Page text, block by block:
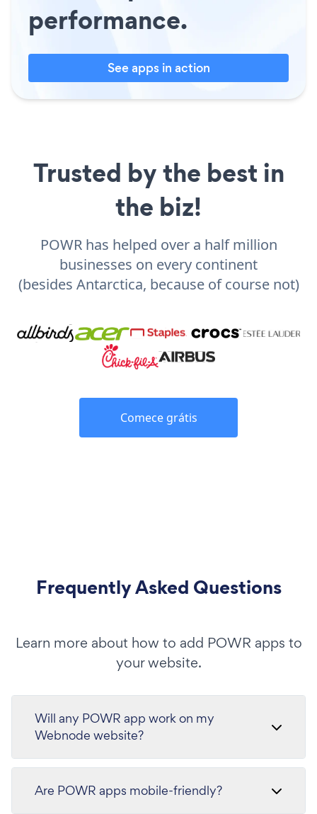
performance.
See apps in action
Trusted by the best in
the biz!
POWR has helped over a half million
businesses on every continent
(besides Antarctica, because of course not)
Comece grátis
Frequently Asked Questions
Learn more about how to add POWR apps to
your website.
Will any POWR app work on my
Webnode website?
Are POWR apps mobile-friendly?